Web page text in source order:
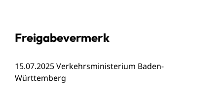
Freigabevermerk
15.07.2025Verkehrsministerium Baden-
Württemberg